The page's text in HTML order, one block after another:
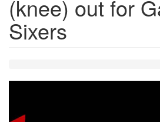
(knee) out for
Sixers